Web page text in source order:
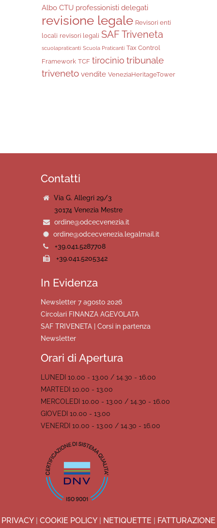
Albo CTU professionisti delegati
revisione legale Revisori enti
locali revisori legali SAF Triveneta
scuolapraticanti Scuola Praticanti Tax Control
Framework TCF tirocinio tribunale
triveneto vendite VeneziaHeritageTower
Contatti
Via G. Allegri 29/3
30174 Venezia Mestre
ordine@odcecvenezia.it
ordine@odcecvenezia.legalmail.it
+39.041.5287708
+39.041.5205342
In Evidenza
Newsletter 7 agosto 2026
Circolari FINANZA AGEVOLATA
SAF TRIVENETA | Corsi in partenza
Newsletter
Orari di Apertura
LUNEDI 10.00 - 13.00 / 14.30 - 16.00
MARTEDI 10.00 - 13.00
MERCOLEDI 10.00 - 13.00 / 14.30 - 16.00
GIOVEDI 10.00 - 13.00
VENERDI 10.00 - 13.00 / 14.30 - 16.00
PRIVACY | COOKIE POLICY | NETIQUETTE | FATTURAZIONE